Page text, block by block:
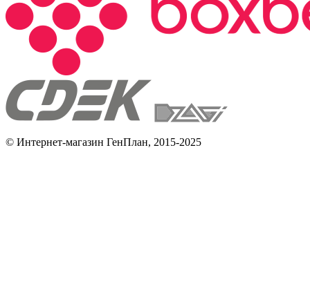
© Интернет-магазин ГенПлан, 2015-2025